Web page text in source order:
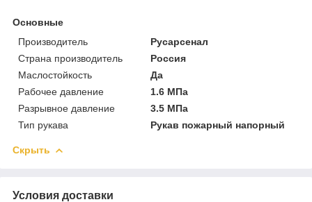
Основные
Производитель
Русарсенал
Страна производитель
Россия
Маслостойкость
Да
Рабочее давление
1.6 МПа
Разрывное давление
3.5 МПа
Тип рукава
Рукав пожарный напорный
Скрыть
Условия доставки